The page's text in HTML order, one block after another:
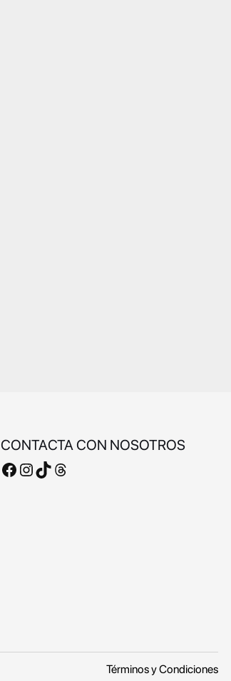
CONTACTA CON NOSOTROS
Facebook Instagram TikTok Threads
Términos y Condiciones